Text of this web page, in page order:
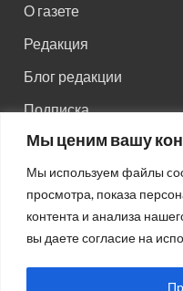
Мы ценим вашу
Мы используем файлы
просмотра, показа
контента и анализа
вы даете согласие на
О газете
Редакция
Блог редакции
Подписка
Правила поведения на
Реклама
Старый HTML сайт